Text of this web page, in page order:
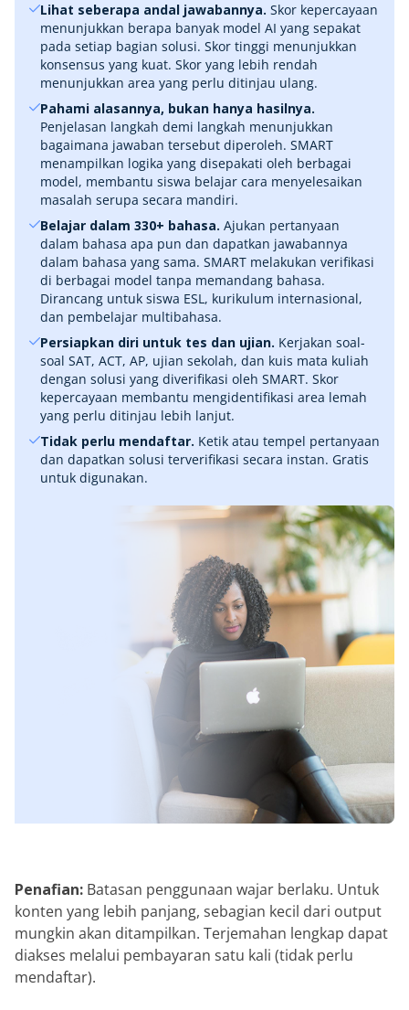
Lihat seberapa andal jawabannya. Skor kepercayaan
menunjukkan berapa banyak model AI yang sepakat
pada setiap bagian solusi. Skor tinggi menunjukkan
konsensus yang kuat. Skor yang lebih rendah
menunjukkan area yang perlu ditinjau ulang.
Pahami alasannya, bukan hanya hasilnya.
Penjelasan langkah demi langkah menunjukkan
bagaimana jawaban tersebut diperoleh. SMART
menampilkan logika yang disepakati oleh berbagai
model, membantu siswa belajar cara menyelesaikan
masalah serupa secara mandiri.
Belajar dalam 330+ bahasa. Ajukan pertanyaan
dalam bahasa apa pun dan dapatkan jawabannya
dalam bahasa yang sama. SMART melakukan verifikasi
di berbagai model tanpa memandang bahasa.
Dirancang untuk siswa ESL, kurikulum internasional,
dan pembelajar multibahasa.
Persiapkan diri untuk tes dan ujian. Kerjakan soal-
soal SAT, ACT, AP, ujian sekolah, dan kuis mata kuliah
dengan solusi yang diverifikasi oleh SMART. Skor
kepercayaan membantu mengidentifikasi area lemah
yang perlu ditinjau lebih lanjut.
Tidak perlu mendaftar. Ketik atau tempel pertanyaan
dan dapatkan solusi terverifikasi secara instan. Gratis
untuk digunakan.
Penafian: Batasan penggunaan wajar berlaku. Untuk
konten yang lebih panjang, sebagian kecil dari output
mungkin akan ditampilkan. Terjemahan lengkap dapat
diakses melalui pembayaran satu kali (tidak perlu
mendaftar).